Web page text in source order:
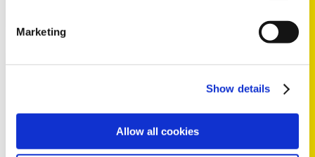
Marketing
Show details
Allow all cookies
TECH NEWS
Nyt design: Håndbremsekabel til
Volvo C30 / C70 / S40 / V40 /